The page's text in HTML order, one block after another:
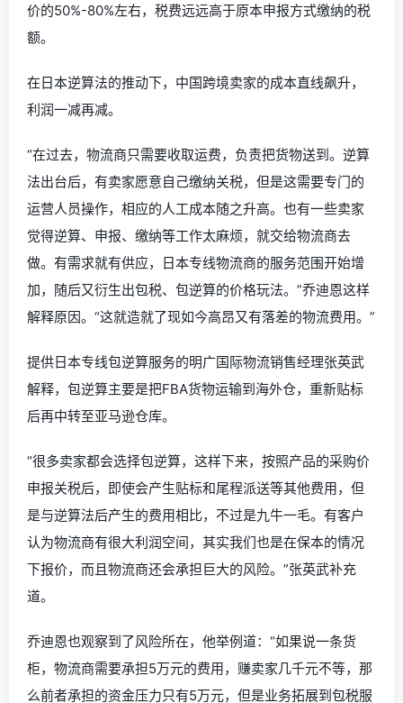
价的50%-80%左右，税费远远高于原本申报方式缴纳的税
额。
在日本逆算法的推动下，中国跨境卖家的成本直线飙升，
利润一减再减。
“在过去，物流商只需要收取运费，负责把货物送到。逆算
法出台后，有卖家愿意自己缴纳关税，但是这需要专门的
运营人员操作，相应的人工成本随之升高。也有一些卖家
觉得逆算、申报、缴纳等工作太麻烦，就交给物流商去
做。有需求就有供应，日本专线物流商的服务范围开始增
加，随后又衍生出包税、包逆算的价格玩法。”乔迪恩这样
解释原因。“这就造就了现如今高昂又有落差的物流费用。”
提供日本专线包逆算服务的明广国际物流销售经理张英武
解释，包逆算主要是把FBA货物运输到海外仓，重新贴标
后再中转至亚马逊仓库。
“很多卖家都会选择包逆算，这样下来，按照产品的采购价
申报关税后，即使会产生贴标和尾程派送等其他费用，但
是与逆算法后产生的费用相比，不过是九牛一毛。有客户
认为物流商有很大利润空间，其实我们也是在保本的情况
下报价，而且物流商还会承担巨大的风险。”张英武补充
道。
乔迪恩也观察到了风险所在，他举例道：“如果说一条货
柜，物流商需要承担5万元的费用，赚卖家几千元不等，那
么前者承担的资金压力只有5万元，但是业务拓展到包税服